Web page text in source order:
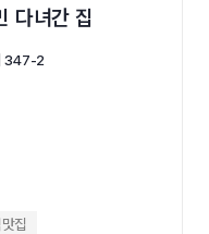
다녀간 집
347-2
집